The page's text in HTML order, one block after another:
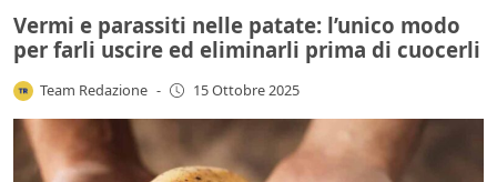
Vermi e parassiti nelle patate: l’unico modo
per farli uscire ed eliminarli prima di cuocerli
Team Redazione - 15 Ottobre 2025